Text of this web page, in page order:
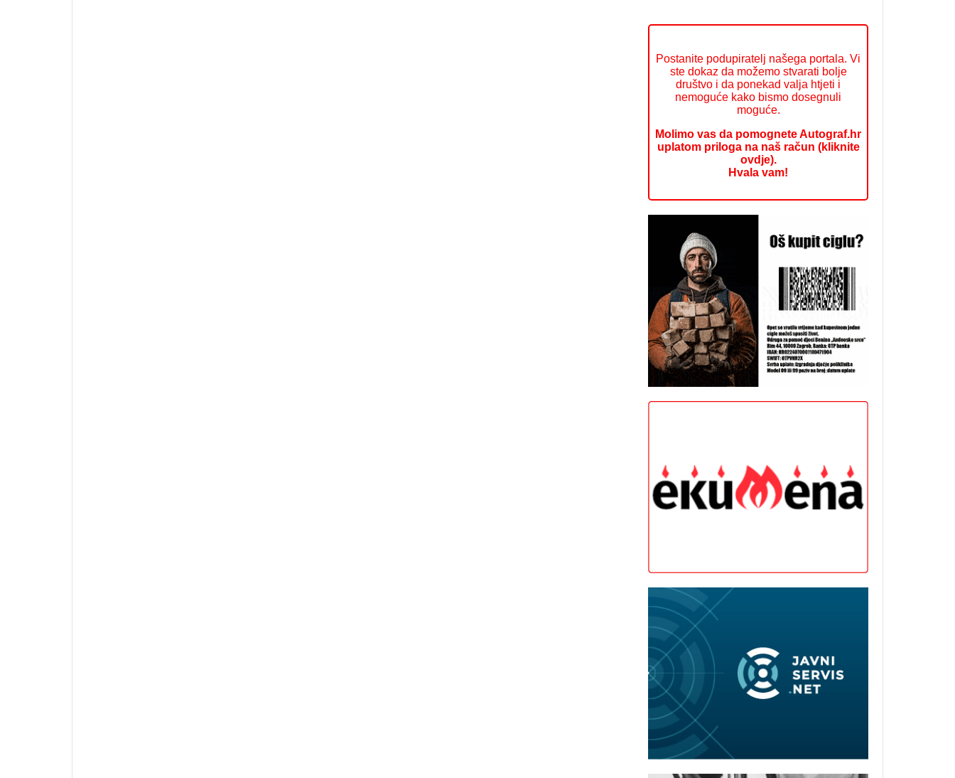
Postanite podupiratelj našega portala. Vi
ste dokaz da možemo stvarati bolje
društvo i da ponekad valja htjeti i
nemoguće kako bismo dosegnuli
moguće.
Molimo vas da pomognete Autograf.hr
uplatom priloga na naš račun (kliknite
ovdje).
Hvala vam!